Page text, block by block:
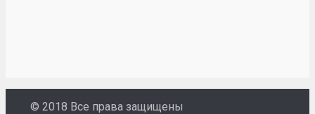
© 2018 Все права защищены